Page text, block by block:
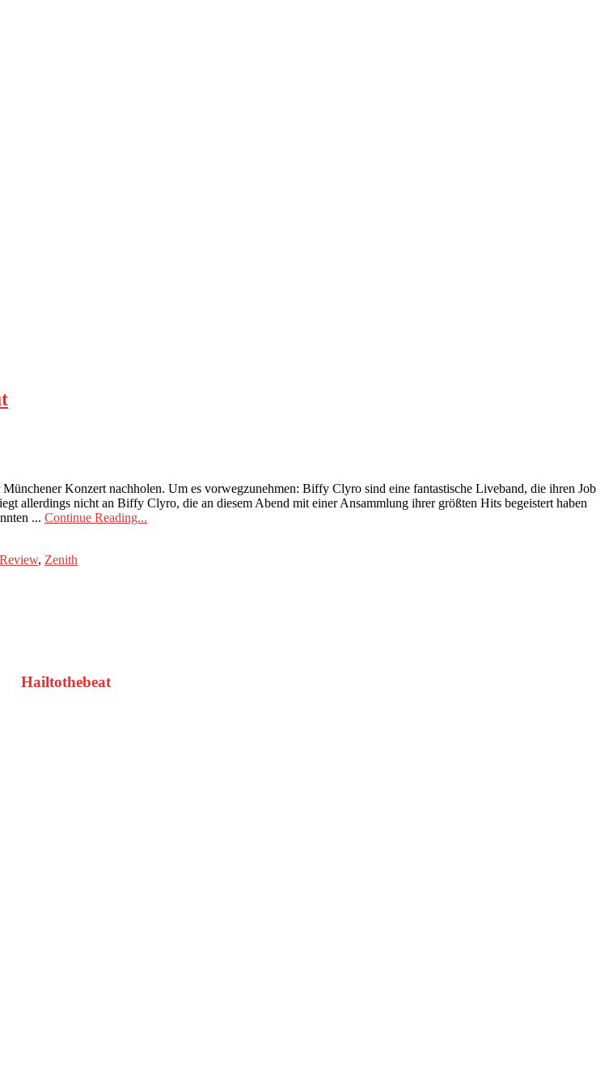
Konzert nachholen. Um es vorwegzunehmen: Biffy Clyro sind eine fantastische Liveband, die ihren Job
nicht an Biffy Clyro, die an diesem Abend mit einer Ansammlung ihrer größten Hits begeistert haben
... Continue Reading...
Review, Zenith
Hailtothebeat